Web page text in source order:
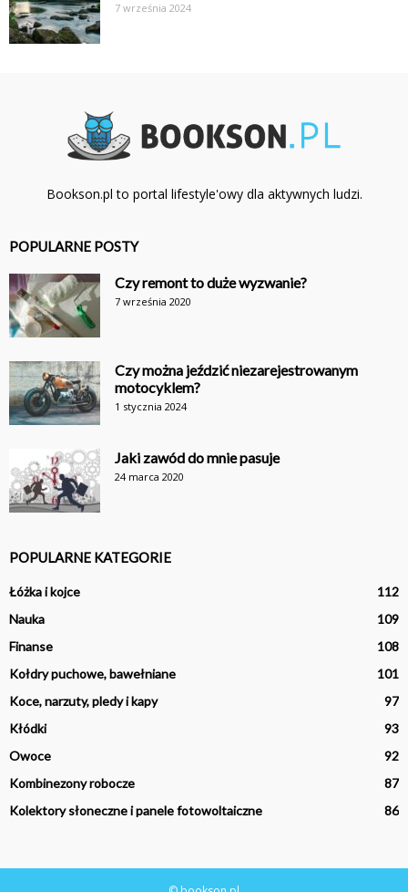
7 września 2024
Bookson.pl to portal lifestyle'owy dla aktywnych ludzi.
POPULARNE POSTY
Czy remont to duże wyzwanie?
7 września 2020
Czy można jeździć niezarejestrowanym
motocyklem?
1 stycznia 2024
Jaki zawód do mnie pasuje
24 marca 2020
POPULARNE KATEGORIE
Łóżka i kojce
112
Nauka
109
Finanse
108
Kołdry puchowe, bawełniane
101
Koce, narzuty, pledy i kapy
97
Kłódki
93
Owoce
92
Kombinezony robocze
87
Kolektory słoneczne i panele fotowoltaiczne
86